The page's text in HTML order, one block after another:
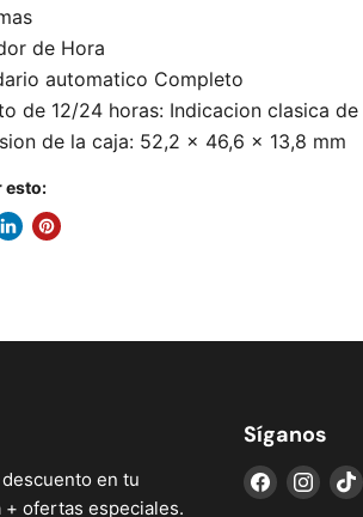
de Hora
automatico Completo
de 12/24 horas: Indicacion clasica de
de la caja: 52,2 x 46,6 x 13,8 mm
esto:
en tu
+ ofertas especiales.
Síganos